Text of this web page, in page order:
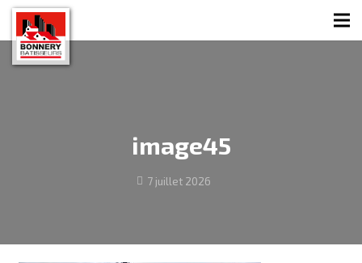
image45
7 juillet 2026